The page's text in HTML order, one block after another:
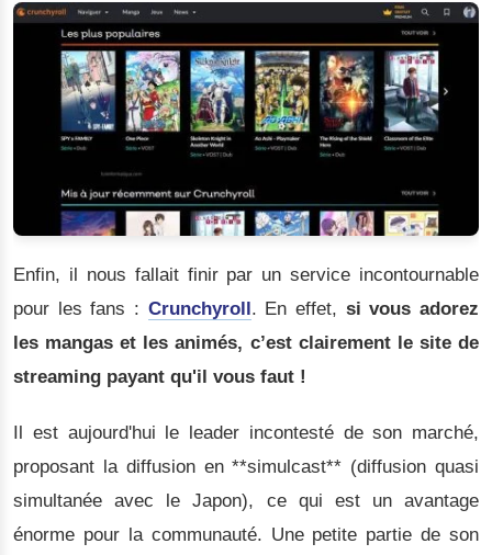
Enfin, il nous fallait finir par un service incontournable
pour les fans : Crunchyroll . En effet, si vous adorez
les mangas et les animés, c’est clairement le site de
streaming payant qu'il vous faut !
Il est aujourd'hui le leader incontesté de son marché,
proposant la diffusion en **simulcast** (diffusion quasi
simultanée avec le Japon), ce qui est un avantage
énorme pour la communauté. Une petite partie de son